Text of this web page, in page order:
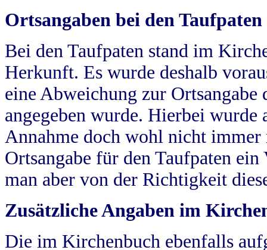
Ortsangaben bei den Taufpaten
Bei den Taufpaten stand im
Herkunft. Es wurde deshalb
eine Abweichung zur
angegeben wurde. Hierbei wurde
Annahme doch wohl nicht
Ortsangabe für den Taufpaten
man aber von der Richtigkeit
Zusätzliche Angaben im
Die im Kirchenbuch ebenfalls